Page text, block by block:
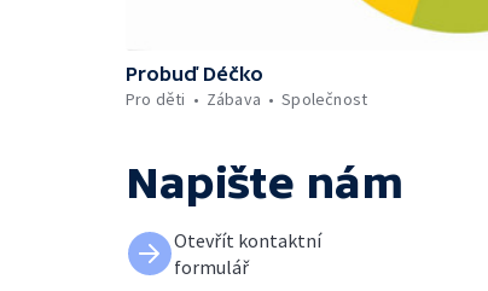
Probuď Déčko
Pro děti
Zábava Společnost
Napište nám
Otevřít kontaktní
formulář